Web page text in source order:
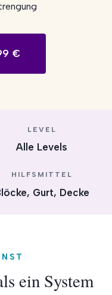
€
LEVEL
Alle Levels
HILFSMITTEL
Gurt, Decke
ein System